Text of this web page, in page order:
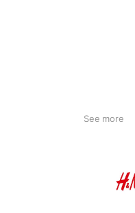
See more